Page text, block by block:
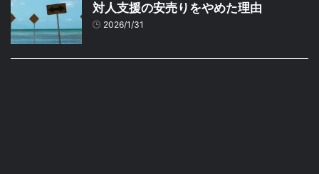
対人支援の安売りをやめた理由
2026/1/31